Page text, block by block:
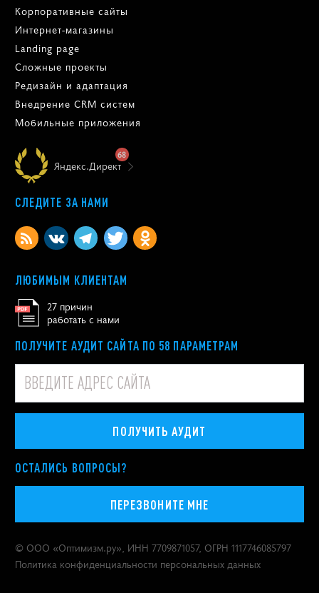
Корпоративные сайты
Интернет-магазины
Landing page
Сложные проекты
Редизайн и адаптация
Внедрение CRM систем
Мобильные приложения
Яндекс.Директ
68
СЛЕДИТЕ ЗА НАМИ
ЛЮБИМЫМ КЛИЕНТАМ
27 причин
работать с нами
ПОЛУЧИТЕ АУДИТ САЙТА ПО 58 ПАРАМЕТРАМ
ПОЛУЧИТЬ АУДИТ
ОСТАЛИСЬ ВОПРОСЫ?
ПЕРЕЗВОНИТЕ МНЕ
© ООО «Оптимизм.ру», ИНН 7709871057, ОГРН 1117746085797
Политика конфиденциальности персональных данных